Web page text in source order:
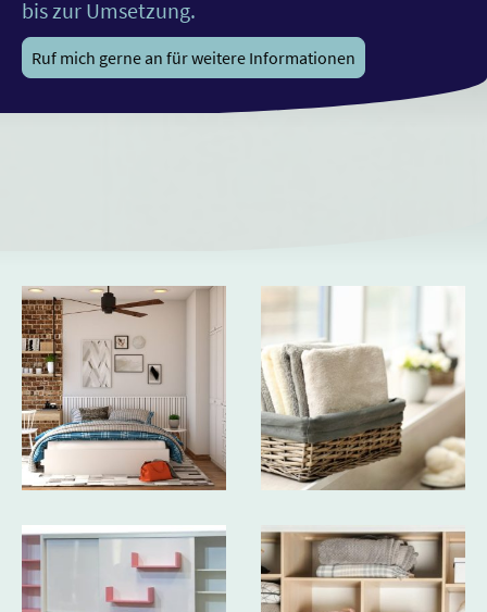
bis zur Umsetzung.
Ruf mich gerne an für weitere Informationen